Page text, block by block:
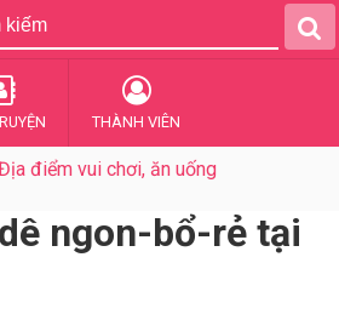
THÀNH VIÊN
điểm vui chơi, ăn uống
ngon-bổ-rẻ tại